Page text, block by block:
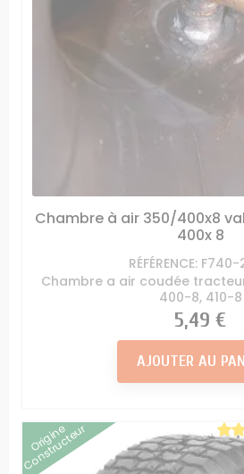
Chambre à air 350/400x8
400x 8
RÉFÉRENCE:
Chambre a air coudée
400-8, 410-8
Prix
5,49 €
AJOUTER AU
Origine
Constructeur